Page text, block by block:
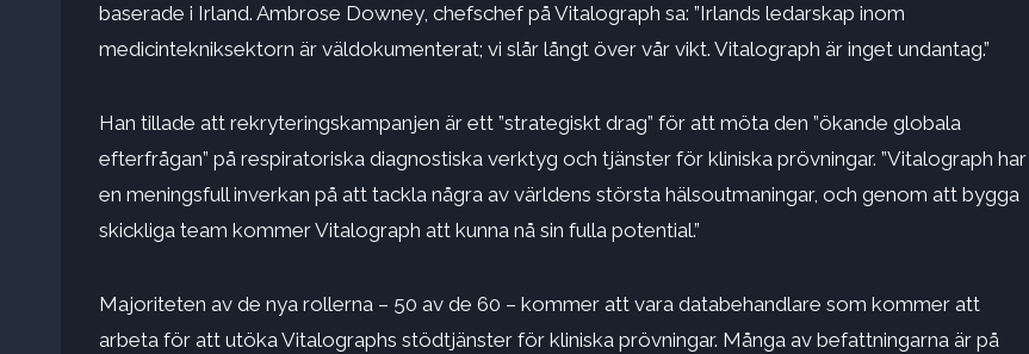
baserade i Irland. Ambrose Downey, chefschef på Vitalograph sa: ”Irlands ledarskap inom
medicintekniksektorn är väldokumenterat; vi slår långt över vår vikt. Vitalograph är inget undantag.”
Han tillade att rekryteringskampanjen är ett ”strategiskt drag” för att möta den ”ökande globala
efterfrågan” på respiratoriska diagnostiska verktyg och tjänster för kliniska prövningar. ”Vitalograph har
en meningsfull inverkan på att tackla några av världens största hälsoutmaningar, och genom att bygga
skickliga team kommer Vitalograph att kunna nå sin fulla potential.”
Majoriteten av de nya rollerna – 50 av de 60 – kommer att vara databehandlare som kommer att
arbeta för att utöka Vitalographs stödtjänster för kliniska prövningar. Många av befattningarna är på